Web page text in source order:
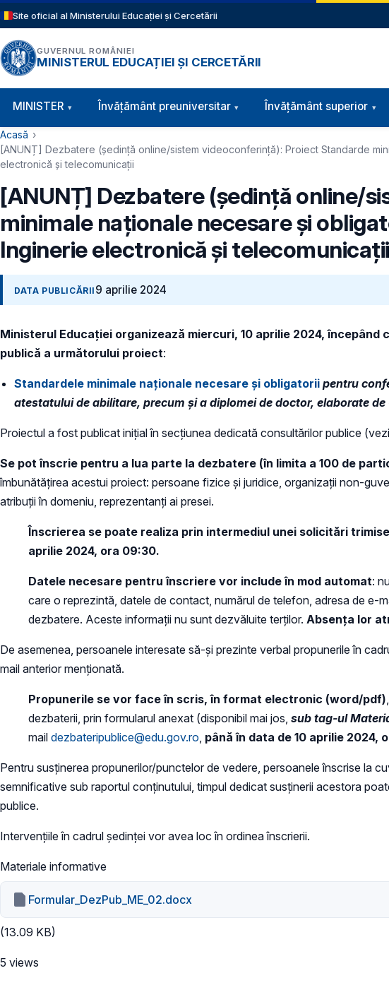
Sari la conținutul principal
Site oficial al Ministerului Educației și Cercetării
GUVERNUL ROMÂNIEI
MINISTERUL EDUCAȚIEI ȘI CERCETĂRII
Navigație principală
MINISTER Învăţământ preuniversitar Învățământ superior
Cale de navigare
Acasă
[ANUNȚ] Dezbatere (ședință online/sistem videoconferință): Proiect Standarde
electronică și telecomunicații
[ANUNȚ] Dezbatere (ședință online/
minimale naționale necesare și
Inginerie electronică și telecomunicații
DATA PUBLICĂRII 9 aprilie 2024
Ministerul Educației organizează miercuri, 10 aprilie 2024, începând
publică a următorului proiect:
Standardele minimale naționale necesare și obligatorii pentru
atestatului de abilitare, precum și a diplomei de doctor, elaborate de
Proiectul a fost publicat inițial în secțiunea dedicată consultărilor publice
Se pot înscrie pentru a lua parte la dezbatere (în limita a 100 de
îmbunătățirea acestui proiect: persoane fizice și juridice, organizații non-
atribuții în domeniu, reprezentanți ai presei.
Înscrierea se poate realiza prin intermediul unei solicitări
aprilie 2024, ora 09:30.
Datele necesare pentru înscriere vor include în mod automat:
care o reprezintă, datele de contact, numărul de telefon, adresa de e-
dezbatere. Aceste informații nu sunt dezvăluite terților. Absența lor
De asemenea, persoanele interesate să-și prezinte verbal propunerile în
mail anterior menționată.
Propunerile se vor face în scris, în format electronic (word/pdf)
dezbaterii, prin formularul anexat (disponibil mai jos, sub tag-ul
mail dezbateripublice@edu.gov.ro, până în data de 10 aprilie 2024,
Pentru susținerea propunerilor/punctelor de vedere, persoanele înscrise la
semnificative sub raportul conținutului, timpul dedicat susținerii acestora
publice.
Intervențiile în cadrul ședinței vor avea loc în ordinea înscrierii.
Materiale informative
Formular_DezPub_ME_02.docx
(13.09 KB)
5 views